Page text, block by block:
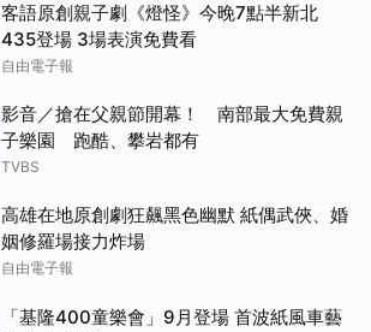
客語原創親子劇《燈怪》今晚7點半新北
435登場 3場表演免費看
自由電子報
影音／搶在父親節開幕！ 南部最大免費親
子樂園 跑酷、攀岩都有
TVBS
高雄在地原創劇狂飆黑色幽默 紙偶武俠、婚
姻修羅場接力炸場
自由電子報
「基隆400童樂會」9月登場 首波紙風車藝